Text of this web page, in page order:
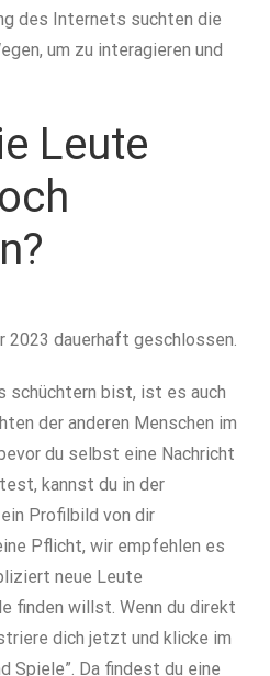
des Internets suchten die
um zu interagieren und
Leute
2023 dauerhaft geschlossen.
schüchtern bist, ist es auch
der anderen Menschen im
du selbst eine Nachricht
kannst du in der
Profilbild von dir
Pflicht, wir empfehlen es
neue Leute
finden willst. Wenn du direkt
dich jetzt und klicke im
Spiele”. Da findest du eine